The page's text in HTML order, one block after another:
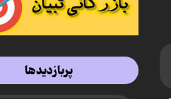
پربازدیدها